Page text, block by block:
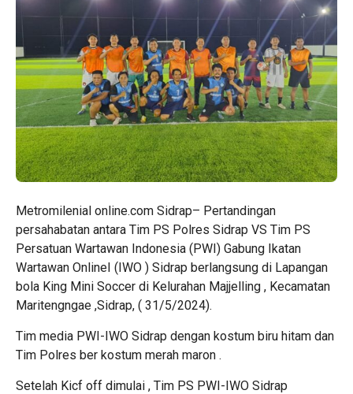
Metromilenial online.com Sidrap– Pertandingan
persahabatan antara Tim PS Polres Sidrap VS Tim PS
Persatuan Wartawan Indonesia (PWI) Gabung Ikatan
Wartawan OnlineI (IWO ) Sidrap berlangsung di Lapangan
bola King Mini Soccer di Kelurahan Majjelling , Kecamatan
Maritengngae ,Sidrap, ( 31/5/2024).
Tim media PWI-IWO Sidrap dengan kostum biru hitam dan
Tim Polres ber kostum merah maron .
Setelah Kicf off dimulai , Tim PS PWI-IWO Sidrap